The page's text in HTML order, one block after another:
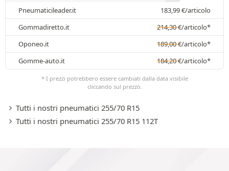
Pneumaticileader.it 183,99€/articolo
Gommadiretto.it
214,30€/articolo*
Oponeo.it
189,00€/articolo*
Gomme-auto.it
184,20€/articolo*
* I prezzi potrebbero essere cambiati dalla data visibile
cliccando sul prezzo.
Tutti i nostri pneumatici 255/70 R15
Tutti i nostri pneumatici 255/70 R15 112T